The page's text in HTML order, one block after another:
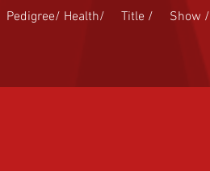
Pedigree/ Health/ Title / Show /